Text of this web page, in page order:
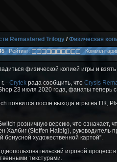
Remastered Trilogy/Физическая
Рейтинг:
физической копией игры и
- Crytekрада сообщить, что Crysis
23 июля 2020 года, фанаты теперь
появится после выхода игры на ПК,
розничную версию, что означает,
Халбиг (Steffen Halbig), руководитель
художественной картой”.
игровой
текстурами.